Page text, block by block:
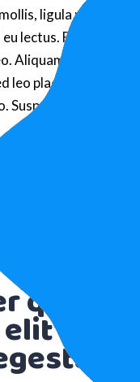
ligula massa
lectus. Fusce
Aliquam euismod
leo placerat
Suspendisse cursus
quis